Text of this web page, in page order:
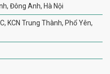
Đông Anh, Hà Nội
KCN Trung Thành, Phổ Yên,